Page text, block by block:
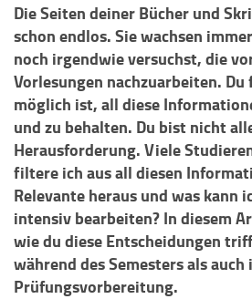
Die Seiten deiner Bücher und
schon endlos. Sie wachsen
noch irgendwie versuchst, die
Vorlesungen nachzuarbeiten.
möglich ist, all diese
und zu behalten. Du bist nicht
Herausforderung. Viele
filtere ich aus all diesen
Relevante heraus und was kann
intensiv bearbeiten? In diesem
wie du diese Entscheidungen
während des Semesters als
Prüfungsvorbereitung.